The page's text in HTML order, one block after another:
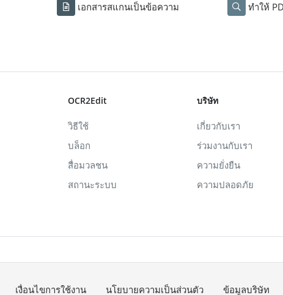
เอกสารสแกนเป็นข้อความ ทำให้
OCR2Edit
วิธีใช้
บล็อก
สื่อมวลชน
สถานะระบบ
บริษัท
เกี่ยวกับเรา
ร่วมงานกับเรา
ความยั่งยืน
ความปลอดภัย
เงื่อนไขการใช้งาน นโยบายความเป็นส่วนตัว ข้อมูลบริษัท